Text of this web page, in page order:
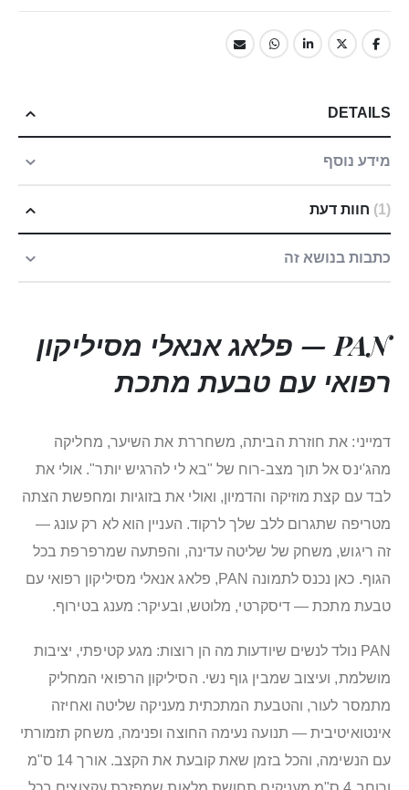
DETAILS
מידע נוסף
1 חוות דעת
כתבות בנושא זה
PAN — פלאג אנאלי מסיליקון
רפואי עם טבעת מתכת
דמייני: את חוזרת הביתה, משחררת את השיער, מחליקה
מהג'ינס אל תוך מצב-רוח של "בא לי להרגיש יותר". אולי את
לבד עם קצת מוזיקה והדמיון, ואולי את בזוגיות ומחפשת הצתה
מטריפה שתגרום ללב שלך לרקוד. העניין הוא לא רק עונג —
זה ריגוש, משחק של שליטה עדינה, והפתעה שמרפרפת בכל
הגוף. כאן נכנס לתמונה PAN, פלאג אנאלי מסיליקון רפואי עם
טבעת מתכת — דיסקרטי, מלוטש, ובעיקר: מענג בטירוף.
PAN נולד לנשים שיודעות מה הן רוצות: מגע קטיפתי, יציבות
מושלמת, ועיצוב שמבין גוף נשי. הסיליקון הרפואי המחליק
מתמסר לעור, והטבעת המתכתית מעניקה שליטה ואחיזה
אינטואיטיבית — תנועה נעימה החוצה ופנימה, משחק תזמורתי
עם הנשימה, והכל בזמן שאת קובעת את הקצב. אורך 14 ס"מ